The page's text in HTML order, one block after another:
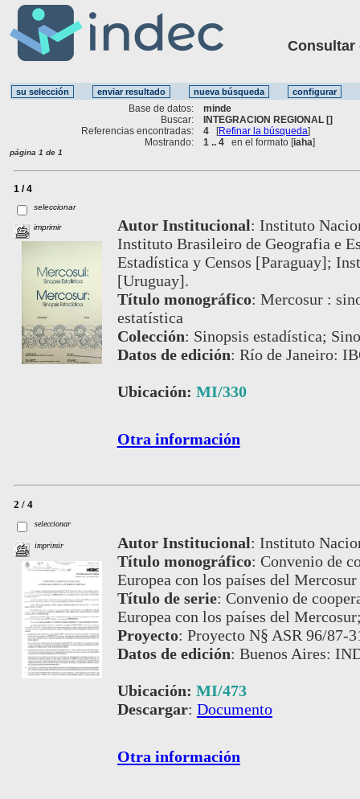
Consultar
Base de datos:
minde
Buscar:
INTEGRACION REGIONAL []
Referencias encontradas:
4 [Refinar la búsqueda]
Mostrando:
1 .. 4 en el formato [iaha]
página 1 de 1
1 / 4
seleccionar
imprimir Autor Institucional: Instituto
Instituto Brasileiro de Geografia e
Estadística y Censos [Paraguay];
[Uruguay].
Título monográfico: Mercosur :
estatística
Colección: Sinopsis estadística;
Datos de edición: Río de Janeiro:
Ubicación: MI/330
Otra información
2 / 4
seleccionar
imprimir Autor Institucional: Instituto
Título monográfico: Convenio de
Europea con los países del Mercosur
Título de serie: Convenio de
Europea con los países del
Proyecto: Proyecto N§ ASR 96/87-
Datos de edición: Buenos Aires:
Ubicación: MI/473
Descargar: Documento
Otra información